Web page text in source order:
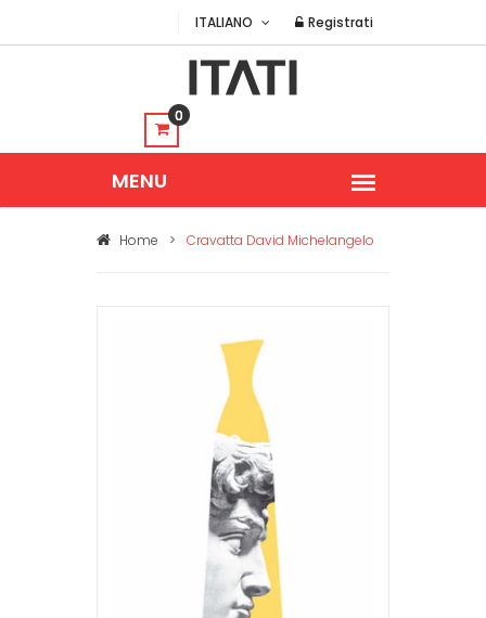
ITALIANO Registrati
0
Home > Cravatta David Michelangelo